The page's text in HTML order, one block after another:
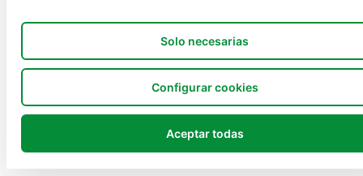
Solo necesarias
Configurar cookies
Aceptar todas